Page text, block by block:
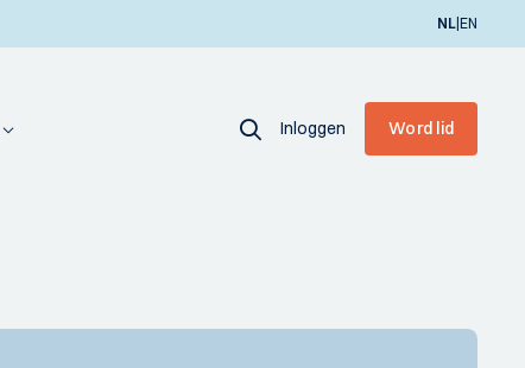
NL|EN
Inloggen Word lid